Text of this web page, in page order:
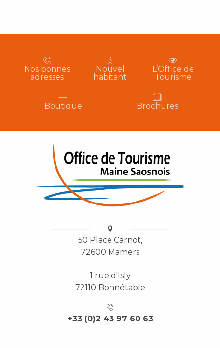
Nos bonnes
adresses
Nouvel
habitant
L’Office de
Tourisme
Boutique Brochures
50 Place Carnot,
72600 Mamers
1 rue d'Isly
72110 Bonnétable
+33 (0)2 43 97 60 63